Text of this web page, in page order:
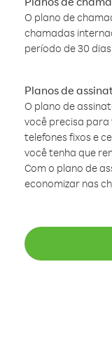
O plano de
chamadas
período de 30
Planos de
O plano de
você precisa
telefones fixos e
você tenha que
Com o plano de
economizar nas